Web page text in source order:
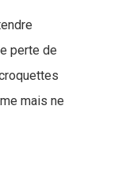
perte de
mais ne